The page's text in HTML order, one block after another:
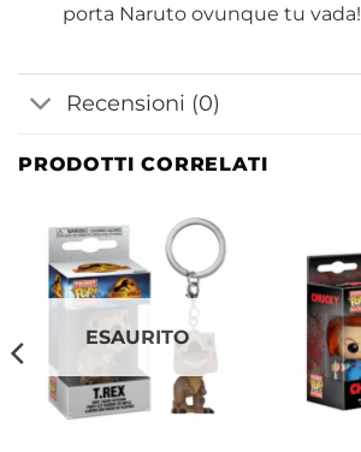
porta Naruto ovunque tu vada!
Recensioni (0)
PRODOTTI CORRELATI
ESAURITO